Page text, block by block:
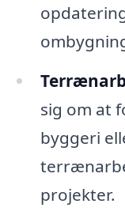
sig om at
byggeri
projekter.